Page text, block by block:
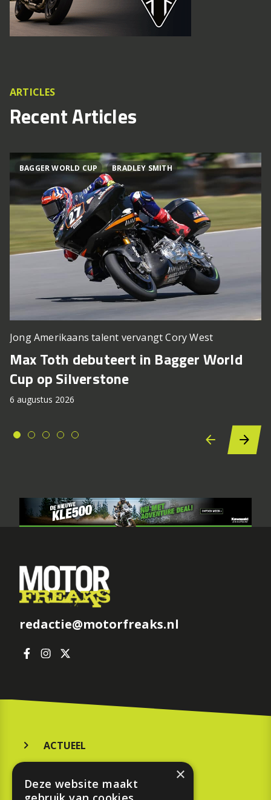
ARTICLES
Recent Articles
BAGGER WORLD CUP BRADLEY SMITH
Jong Amerikaans talent vervangt Cory West
Max Toth debuteert in Bagger World
Cup op Silverstone
6 augustus 2026
redactie@motorfreaks.nl
ACTUEEL
KOOPGIDS
×
Deze website maakt